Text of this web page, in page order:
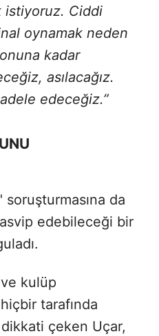
istiyoruz. Ciddi
oynamak neden
kadar
asılacağız.
edeceğiz.”
da
edebileceği bir
kulüp
tarafında
çeken Uçar,